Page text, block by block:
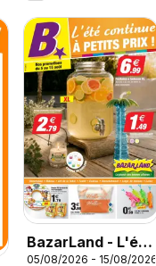
BazarLand - L'été
05/08/2026 - 15/08/2026